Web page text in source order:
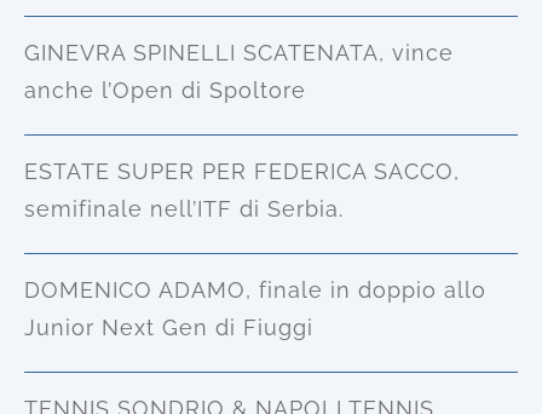
GINEVRA SPINELLI SCATENATA, vince
anche l’Open di Spoltore
ESTATE SUPER PER FEDERICA SACCO,
semifinale nell’ITF di Serbia.
DOMENICO ADAMO, finale in doppio allo
Junior Next Gen di Fiuggi
TENNIS SONDRIO & NAPOLI TENNIS